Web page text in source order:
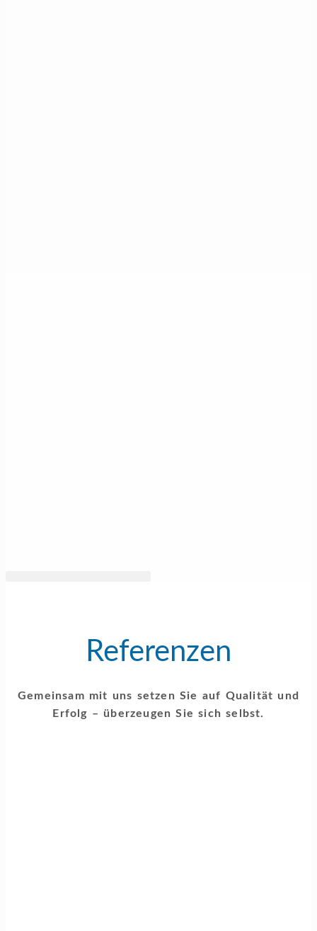
Referenzen
Gemeinsam mit uns setzen Sie auf Qualität und
Erfolg – überzeugen Sie sich selbst.